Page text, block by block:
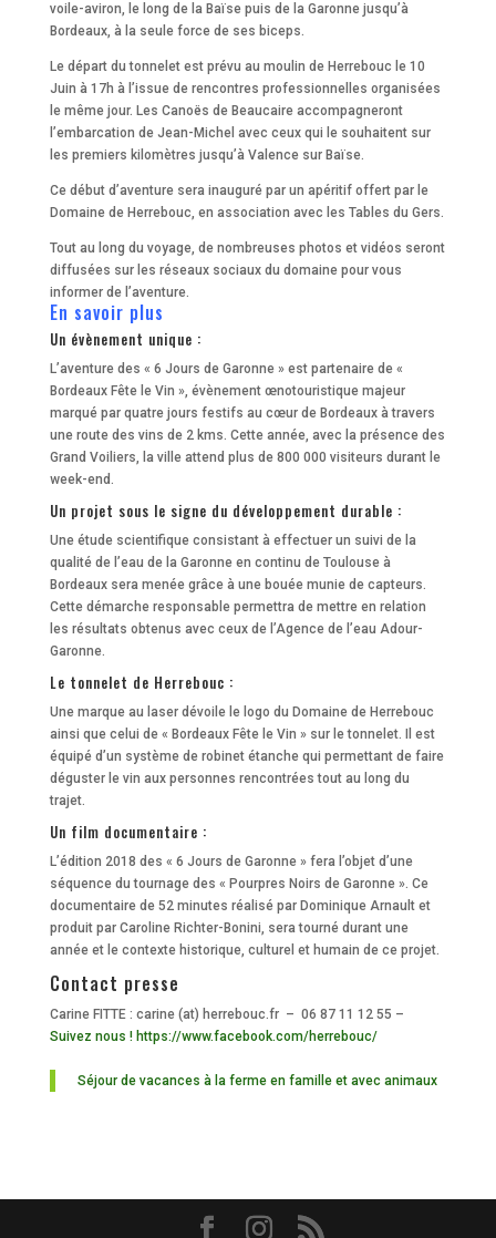
voile-aviron, le long de la Baïse puis de la Garonne jusqu’à
Bordeaux, à la seule force de ses biceps.
Le départ du tonnelet est prévu au moulin de Herrebouc le 10
Juin à 17h à l’issue de rencontres professionnelles organisées
le même jour. Les Canoës de Beaucaire accompagneront
l’embarcation de Jean-Michel avec ceux qui le souhaitent sur
les premiers kilomètres jusqu’à Valence sur Baïse.
Ce début d’aventure sera inauguré par un apéritif offert par le
Domaine de Herrebouc, en association avec les Tables du Gers.
Tout au long du voyage, de nombreuses photos et vidéos seront
diffusées sur les réseaux sociaux du domaine pour vous
informer de l’aventure.
En savoir plus
Un évènement unique :
L’aventure des « 6 Jours de Garonne » est partenaire de «
Bordeaux Fête le Vin », évènement œnotouristique majeur
marqué par quatre jours festifs au cœur de Bordeaux à travers
une route des vins de 2 kms. Cette année, avec la présence des
Grand Voiliers, la ville attend plus de 800 000 visiteurs durant le
week-end.
Un projet sous le signe du développement durable :
Une étude scientifique consistant à effectuer un suivi de la
qualité de l’eau de la Garonne en continu de Toulouse à
Bordeaux sera menée grâce à une bouée munie de capteurs.
Cette démarche responsable permettra de mettre en relation
les résultats obtenus avec ceux de l’Agence de l’eau Adour-
Garonne.
Le tonnelet de Herrebouc :
Une marque au laser dévoile le logo du Domaine de Herrebouc
ainsi que celui de « Bordeaux Fête le Vin » sur le tonnelet. Il est
équipé d’un système de robinet étanche qui permettant de faire
déguster le vin aux personnes rencontrées tout au long du
trajet.
Un film documentaire :
L’édition 2018 des « 6 Jours de Garonne » fera l’objet d’une
séquence du tournage des « Pourpres Noirs de Garonne ». Ce
documentaire de 52 minutes réalisé par Dominique Arnault et
produit par Caroline Richter-Bonini, sera tourné durant une
année et le contexte historique, culturel et humain de ce projet.
Contact presse
Carine FITTE : carine (at) herrebouc.fr – 06 87 11 12 55 –
Suivez nous ! https://www.facebook.com/herrebouc/
Séjour de vacances à la ferme en famille et avec animaux